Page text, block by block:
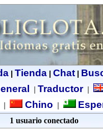
| Tienda| Chat|
Traductor|
Chino
1 usuario conectado